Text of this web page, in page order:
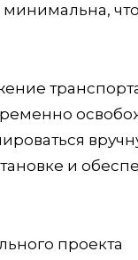
минимальна, что
и
проекта